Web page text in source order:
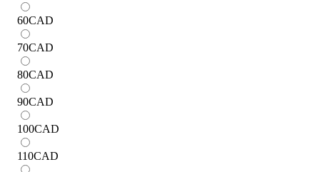
60CAD
70CAD
80CAD
90CAD
100CAD
110CAD